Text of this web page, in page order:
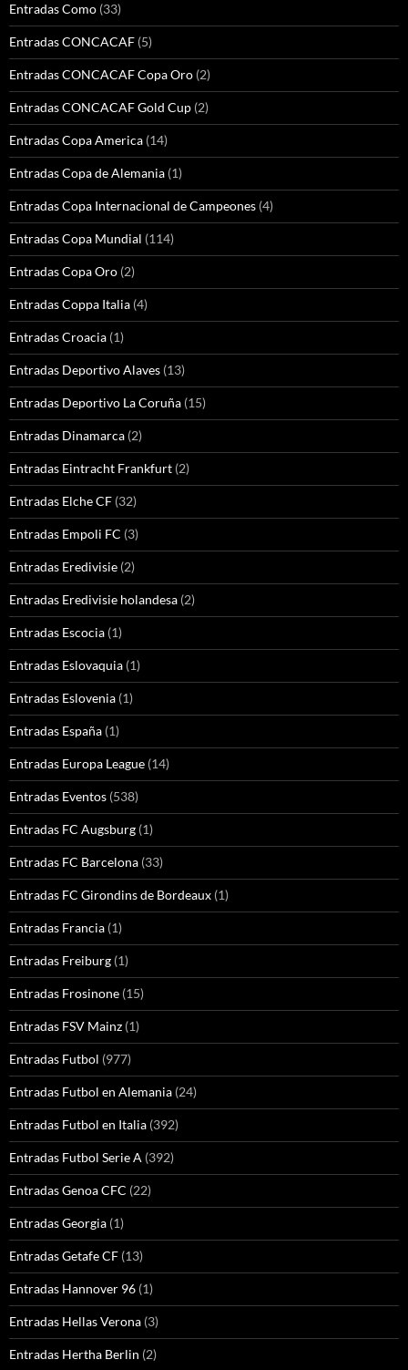
Entradas Como (33)
Entradas CONCACAF (5)
Entradas CONCACAF Copa Oro (2)
Entradas CONCACAF Gold Cup (2)
Entradas Copa America (14)
Entradas Copa de Alemania (1)
Entradas Copa Internacional de Campeones (4)
Entradas Copa Mundial (114)
Entradas Copa Oro (2)
Entradas Coppa Italia (4)
Entradas Croacia (1)
Entradas Deportivo Alaves (13)
Entradas Deportivo La Coruña (15)
Entradas Dinamarca (2)
Entradas Eintracht Frankfurt (2)
Entradas Elche CF (32)
Entradas Empoli FC (3)
Entradas Eredivisie (2)
Entradas Eredivisie holandesa (2)
Entradas Escocia (1)
Entradas Eslovaquia (1)
Entradas Eslovenia (1)
Entradas España (1)
Entradas Europa League (14)
Entradas Eventos (538)
Entradas FC Augsburg (1)
Entradas FC Barcelona (33)
Entradas FC Girondins de Bordeaux (1)
Entradas Francia (1)
Entradas Freiburg (1)
Entradas Frosinone (15)
Entradas FSV Mainz (1)
Entradas Futbol (977)
Entradas Futbol en Alemania (24)
Entradas Futbol en Italia (392)
Entradas Futbol Serie A (392)
Entradas Genoa CFC (22)
Entradas Georgia (1)
Entradas Getafe CF (13)
Entradas Hannover 96 (1)
Entradas Hellas Verona (3)
Entradas Hertha Berlin (2)